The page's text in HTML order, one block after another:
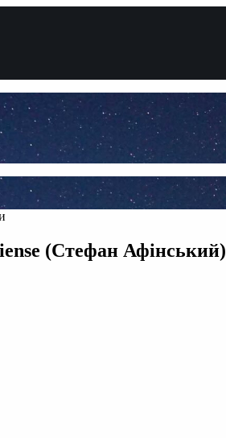
(Стефан Афінський)